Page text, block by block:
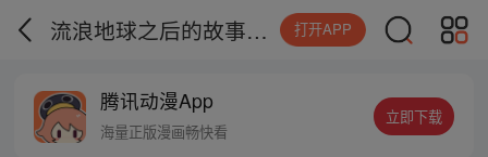
流浪地球之后的故事是什么 打开APP
腾讯动漫App
海量正版漫画畅快看
立即下载